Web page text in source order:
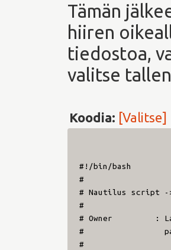
Tämän
hiiren
tiedostoa,
valitse
Koodia: [Valitse]
#!/bin/bash
#
# Nautilus script -
#
# Owner
:
#
#